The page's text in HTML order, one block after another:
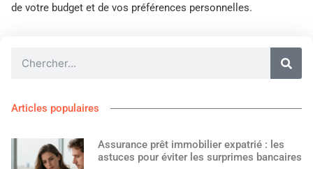
de votre budget et de vos préférences personnelles.
Articles populaires
Assurance prêt immobilier expatrié : les
astuces pour éviter les surprimes bancaires